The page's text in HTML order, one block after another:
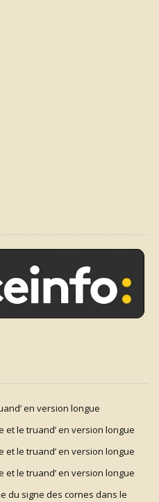
en version longue
et le truand’ en version longue
et le truand’ en version longue
et le truand’ en version longue
du signe des cornes dans le